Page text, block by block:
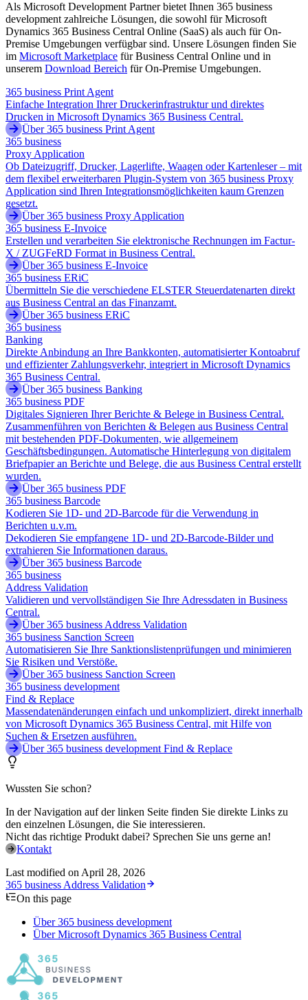
Als Microsoft Development Partner bietet Ihnen 365 business
development zahlreiche Lösungen, die sowohl für Microsoft
Dynamics 365 Business Central Online (SaaS) als auch für On-
Premise Umgebungen verfügbar sind. Unsere Lösungen finden Sie
im Microsoft Marketplace für Business Central Online und in
unserem Download Bereich für On-Premise Umgebungen.
365 business Print Agent
Einfache Integration Ihrer Druckerinfrastruktur und direktes
Drucken in Microsoft Dynamics 365 Business Central.
Über 365 business Print Agent
365 business
Proxy Application
Ob Dateizugriff, Drucker, Lagerlifte, Waagen oder Kartenleser – mit
dem flexibel erweiterbaren Plugin-System von 365 business Proxy
Application sind Ihren Integrationsmöglichkeiten kaum Grenzen
gesetzt.
Über 365 business Proxy Application
365 business E-Invoice
Erstellen und verarbeiten Sie elektronische Rechnungen im Factur-
X / ZUGFeRD Format in Business Central.
Über 365 business E-Invoice
365 business ERiC
Übermitteln Sie die verschiedene ELSTER Steuerdatenarten direkt
aus Business Central an das Finanzamt.
Über 365 business ERiC
365 business
Banking
Direkte Anbindung an Ihre Bankkonten, automatisierter Kontoabruf
und effizienter Zahlungsverkehr, integriert in Microsoft Dynamics
365 Business Central.
Über 365 business Banking
365 business PDF
Digitales Signieren Ihrer Berichte & Belege in Business Central.
Zusammenführen von Berichten & Belegen aus Business Central
mit bestehenden PDF-Dokumenten, wie allgemeinem
Geschäftsbedingungen. Automatische Hinterlegung von digitalem
Briefpapier an Berichte und Belege, die aus Business Central erstellt
wurden.
Über 365 business PDF
365 business Barcode
Kodieren Sie 1D- und 2D-Barcode für die Verwendung in
Berichten u.v.m.
Dekodieren Sie empfangene 1D- und 2D-Barcode-Bilder und
extrahieren Sie Informationen daraus.
Über 365 business Barcode
365 business
Address Validation
Validieren und vervollständigen Sie Ihre Adressdaten in Business
Central.
Über 365 business Address Validation
365 business Sanction Screen
Automatisieren Sie Ihre Sanktionslistenprüfungen und minimieren
Sie Risiken und Verstöße.
Über 365 business Sanction Screen
365 business development
Find & Replace
Massendatenänderungen einfach und unkompliziert, direkt innerhalb
von Microsoft Dynamics 365 Business Central, mit Hilfe von
Suchen & Ersetzen ausführen.
Über 365 business development Find & Replace
Wussten Sie schon?
In der Navigation auf der linken Seite finden Sie direkte Links zu
den einzelnen Lösungen, die Sie interessieren.
Nicht das richtige Produkt dabei? Sprechen Sie uns gerne an!
Kontakt
Last modified on April 28, 2026
365 business Address Validation
On this page
Über 365 business development
Über Microsoft Dynamics 365 Business Central